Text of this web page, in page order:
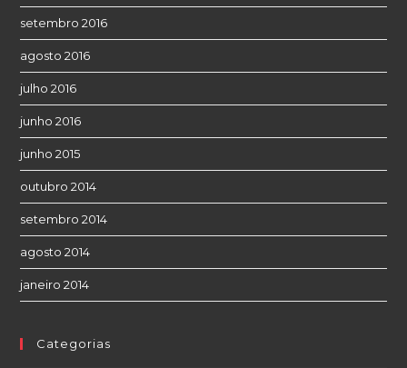
setembro 2016
agosto 2016
julho 2016
junho 2016
junho 2015
outubro 2014
setembro 2014
agosto 2014
janeiro 2014
Categorias